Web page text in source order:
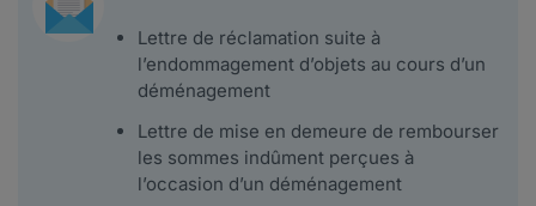
Lettre de réclamation suite à
l’endommagement d’objets au cours d’un
déménagement
Lettre de mise en demeure de rembourser
les sommes indûment perçues à
l’occasion d’un déménagement